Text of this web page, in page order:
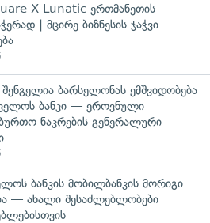
X Lunatic ერთმანეთის
| მცირე ბიზნესის ჯაჭვი
ბარსელონას ემშვიდობება
ბანკი — ეროვნული
ნაკრების გენერალური
ბანკის მობილბანკის მორიგი
— ახალი შესაძლებლობები